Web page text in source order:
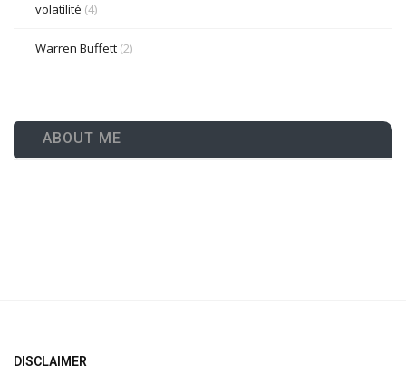
volatilité (4)
Warren Buffett (2)
ABOUT ME
DISCLAIMER